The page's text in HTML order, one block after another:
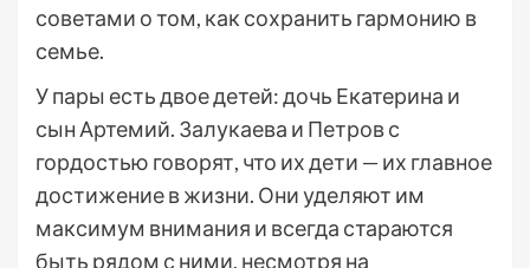
советами о том, как сохранить гармонию в
семье.
У пары есть двое детей: дочь Екатерина и
сын Артемий. Залукаева и Петров с
гордостью говорят, что их дети — их главное
достижение в жизни. Они уделяют им
максимум внимания и всегда стараются
быть рядом с ними, несмотря на